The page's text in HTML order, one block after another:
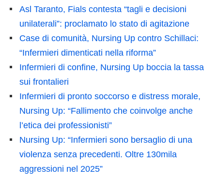
Asl Taranto, Fials contesta “tagli e decisioni
unilaterali”: proclamato lo stato di agitazione
Case di comunità, Nursing Up contro Schillaci:
“Infermieri dimenticati nella riforma”
Infermieri di confine, Nursing Up boccia la tassa
sui frontalieri
Infermieri di pronto soccorso e distress morale,
Nursing Up: “Fallimento che coinvolge anche
l’etica dei professionisti”
Nursing Up: “Infermieri sono bersaglio di una
violenza senza precedenti. Oltre 130mila
aggressioni nel 2025”